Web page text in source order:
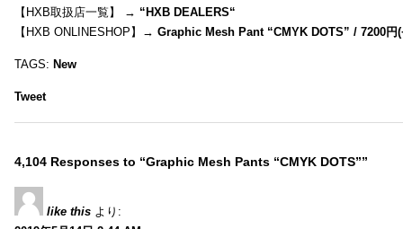
【HXB取扱店一覧】 → “HXB DEALERS“
【HXB ONLINESHOP】→ Graphic Mesh Pant “CMYK DOTS” / 7200円
TAGS: New
Tweet
4,104 Responses to “Graphic Mesh Pants “CMYK DOTS””
like this より: